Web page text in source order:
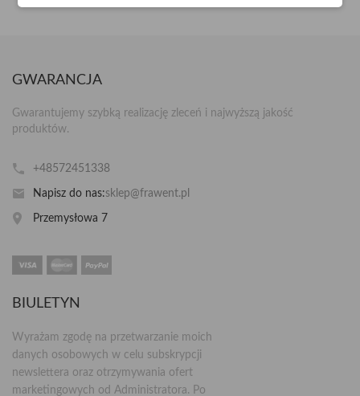
GWARANCJA
Gwarantujemy szybką realizację zleceń i najwyższą jakość
produktów.
+48572451338
Napisz do nas:sklep@frawent.pl
Przemysłowa 7
BIULETYN
Wyrażam zgodę na przetwarzanie moich
danych osobowych w celu subskrypcji
newslettera oraz otrzymywania ofert
marketingowych od Administratora. Po